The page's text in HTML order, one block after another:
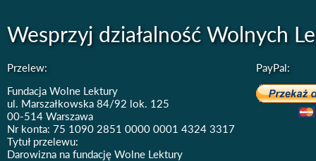
Wesprzyj działalność Wolnych
Przelew:
Fundacja Wolne Lektury
ul. Marszałkowska 84/92 lok. 125
00-514 Warszawa
Nr konta: 75 1090 2851 0000 0001 4324 3317
Tytuł przelewu:
Darowizna na fundację Wolne Lektury
PayPal: